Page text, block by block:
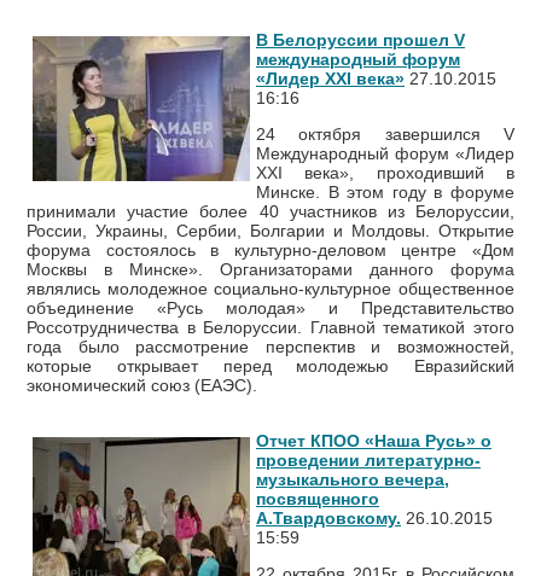
В Белоруссии прошел V
международный форум
«Лидер XXI века» 27.10.2015
16:16
24 октября завершился V
Международный форум «Лидер
XXI века», проходивший в
Минске. В этом году в форуме
принимали участие более 40 участников из Белоруссии,
России, Украины, Сербии, Болгарии и Молдовы. Открытие
форума состоялось в культурно-деловом центре «Дом
Москвы в Минске». Организаторами данного форума
являлись молодежное социально-культурное общественное
объединение «Русь молодая» и Представительство
Россотрудничества в Белоруссии. Главной тематикой этого
года было рассмотрение перспектив и возможностей,
которые открывает перед молодежью Евразийский
экономический союз (ЕАЭС).
Отчет КПОО «Наша Русь» о
проведении литературно-
музыкального вечера,
посвященного
А.Твардовскому. 26.10.2015
15:59